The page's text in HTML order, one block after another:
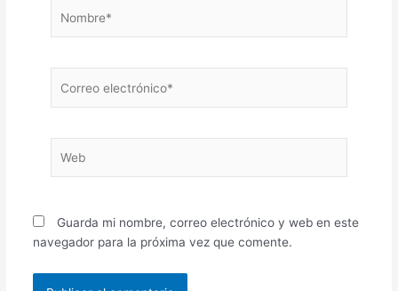
electrónico*
Guarda mi nombre, correo electrónico y web en este
navegador para la próxima vez que comente.